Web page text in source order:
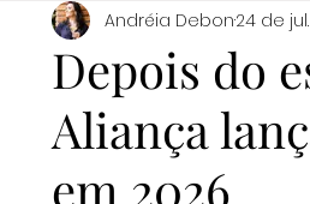
Dicas Da
Depois do
Aliança
em 2026
Andréia Debon24 de